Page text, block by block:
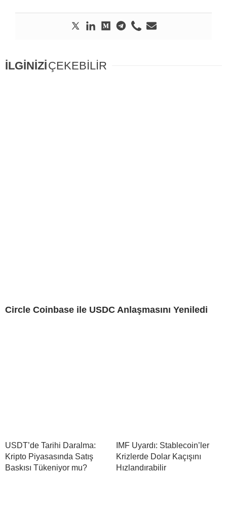
İLGİNİZİÇEKEBİLİR
Circle Coinbase ile USDC Anlaşmasını Yeniledi
USDT’de Tarihi Daralma:
Kripto Piyasasında Satış
Baskısı Tükeniyor mu?
IMF Uyardı: Stablecoin’ler
Krizlerde Dolar Kaçışını
Hızlandırabilir